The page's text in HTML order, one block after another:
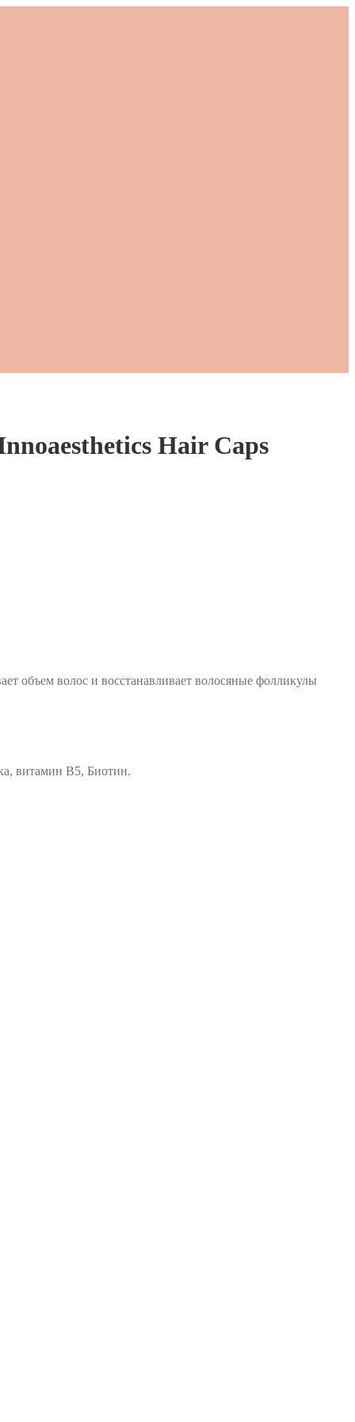
Hair Caps
объем волос и восстанавливает волосяные фолликулы
витамин В5, Биотин.